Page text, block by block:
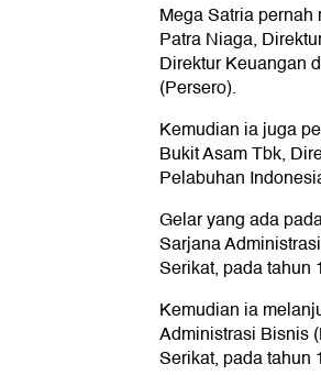
Mega Satria
Patra Niaga,
Direktur Keuangan
(Persero).
Kemudian ia juga
Bukit Asam Tbk,
Pelabuhan
Gelar yang ada
Sarjana
Serikat, pada tahun
Kemudian ia
Administrasi Bisnis
Serikat, pada tahun